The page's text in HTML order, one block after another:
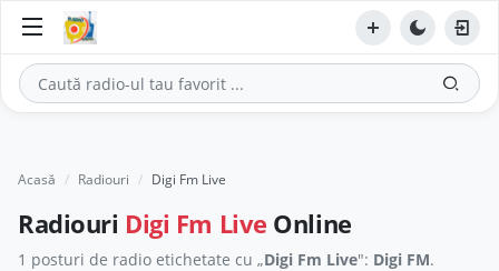
Acasă Radiouri Digi Fm Live
Radiouri Digi Fm Live Online
1 posturi de radio etichetate cu „Digi Fm Live": Digi FM.